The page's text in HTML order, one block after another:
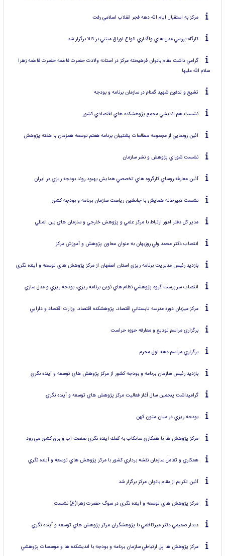
مركز به استقبال ايام الله دهه فجر انقلاب اسلامي رفت
كارگاه بررسي مدل هاي واگذاري انواع اوراق مبتني بر كالا برگزار شد
گرامي داشت مقام بانوان فرهيخته مركز در آستانه ولادت حضرت فاطمه حضرت فاطمه زهرا
سلام الله عليها
تشيع و تدفين شهيد گمنام در سازمان برنامه و بودجه
نشست هم انديشي مجمع پژوهشكده هاي اقتصادي كشور
آئين رونمايي از مجموعه مطالعات پشتيبان برنامه هفتم توسعه همزمان با هفته پژوهش
نشست شوراي پژوهش و نشر سازمان
آئين معارفه روساي كارگروه هاي تخصصي همايش بهبود روند بودجه ريزي در ايران
نشست دبيرخانه همايش با جانشين رياست سازمان برنامه و بودجه كشور
مدير كل دفتر امور ارتباط با مركز علمي و پژوهش خارجي و سازمان هاي بين المللي
انتصاب دكتر محمد ولي روزبهان به عنوان معاون پژوهش و آموزش مركز
بازديد رئيس مديريت برنامه ريزي استان اصفهان از مركز پژوهش هاي توسعه و آينده نگري
انتصاب سرپرست گروه پژوهشي نظام هاي نوين برنامه ريزي، بودجه ريزي و مدل سازي
مركز ميزبان دوره مدرسه تابستاني اقتصاد، پژوهشكده اقتصاد، وزارت اقتصاد و دارايي
برگزاري مراسم توديع و معارفه حوزه حراست
برگزاري مراسم دهه اول محرم
بازديد رئيس سازمان برنامه و بودجه كشور از مركز پژوهش هاي توسعه و آينده نگري
گراميداشت پنجمين سال آغاز فعاليت مركز پژوهش هاي توسعه و آينده نگري
بودجه ريزي در ميان متون كهن
مركز پژوهش ها با همكاري ساتكاب به كمك آينده نگري صنعت آب و برق كشور مي رود
همكاري و تعامل سازمان نقشه برداري كشور با مركز پژوهش هاي توسعه و آينده نگري
آئين تكريم از مقام بانوان مركز برگزار شد
مركز پژوهش هاي توسعه و آينده نگري در سوگ حضرت زهرا(ع) نشست
ديدار صميمي دكتر ميركاظمي با پژوهشگران مركز پژوهش هاي توسعه و آينده نگري
مركز پژوهش ها پل ارتباطي سازمان برنامه و بودجه با انديشكده ها و موسسات پژوهشي